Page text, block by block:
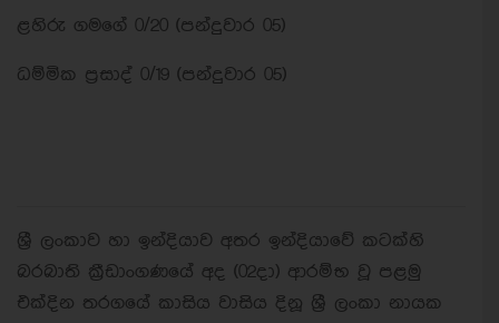
ළහිරු ගමගේ 0/20 (පන්දුවාර 05)
ධම්මික ප්‍රසාද් 0/19 (පන්දුවාර 05)
ශ්‍රී ලංකාව හා ඉන්දියාව අතර ඉන්දියාවේ කටක්හි
බරබාති ක්‍රීඩාංගණයේ අද (02දා) ආරම්භ වූ පළමු
එක්දින තරගයේ කාසිය වාසිය දිනූ ශ්‍රී ලංකා නායක